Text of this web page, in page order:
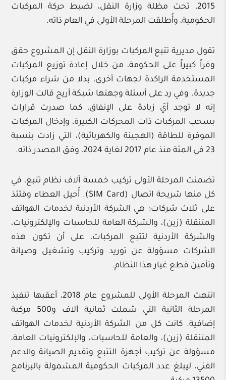
2015، تحت مظلة وزارة النقل، لضبط حركة المركبات
الحكومية، وأُطلقت المرحلة الأولى في العام ذاته.
تقول مديرية تتبع المركبات بوزارة النقل إن المشروع حقق
وفراً كبيراً على الحكومة، من خلال إعادة توزيع المركبات
المستخدمة الراكدة لجهات أخرى، بدلا من شراء مركبات
جديدة. وفي رد على أسئلة وجهتها شبكة أريج قالت الوزارة
إنه لا توجد أيّ زيادة على الإنفاق، كما صدرت قرارات
بسحب المركبات ذات المحركات الكبيرة، وإدخال المركبات
الموفرة للطاقة (الهجينة والكهربائية)، التي زادت بنسبة
23 في المئة منذ عام 2017 لغاية 2024، وفق المصدر ذاته.
تضمنت المرحلة الأولى تركيب خمسة آلاف نظام تتبع، في
كل منها شريحة اتصال (SIM Card). أُحيل العطاء وقتئذ
على ثلاث شركات؛ هي الشركة الأردنية لخدمات الهواتف
المتنقلة (زين)، والشركة العامة للحاسبات والإلكترونيات،
والشركة الأردنية لتتبع المركبات، على أن تكون هذه
الشركات مسؤولة عن توريد وتركيب وتشغيل وصيانة
وتأمين قطع غيار هذا النظام.
انتهت المرحلة الأولى للمشروع عام 2018، أعقبها تنفيذ
المرحلة الثانية التي شملت ثمانية آلاف و500 مركبة
إضافية. كانت كل من الشركة الأردنية لخدمات الهواتف
المتنقلة (زين)، والعامة للحاسبات، والإلكترونيات العامة،
مسؤولة عن تركيب أجهزة التتبع وتقديم الصيانة والدعم
الفني، ليبلغ عدد المركبات الحكومية المشمولة بالبرنامج